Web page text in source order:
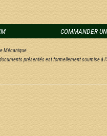
COMMANDER
Mécanique
présentés est formellement soumise à